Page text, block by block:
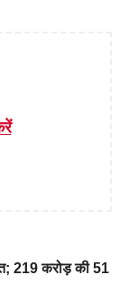
219 करोड़ की 51